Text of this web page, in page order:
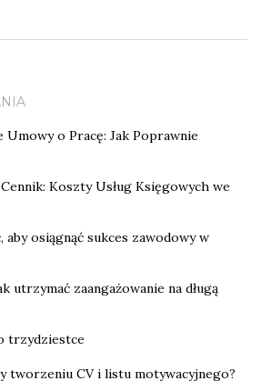
Umowy o Pracę: Jak Poprawnie
Koszty Usług Księgowych we
osiągnąć sukces zawodowy w
utrzymać zaangażowanie na długą
trzydziestce
tworzeniu CV i listu motywacyjnego?